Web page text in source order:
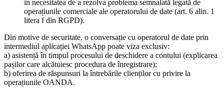
în necesitatea de a rezolva problema semnalată legată de
operațiunile comerciale ale operatorului de date (art. 6 alin. 1
litera f din RGPD).
Din motive de securitate, o conversație cu operatorul de date prin
intermediul aplicației WhatsApp poate viza exclusiv:
a) asistență în timpul procesului de deschidere a contului (explicarea
pașilor care alcătuiesc procedura de înregistrare);
b) oferirea de răspunsuri la întrebările clienților cu privire la
operațiunile OANDA.